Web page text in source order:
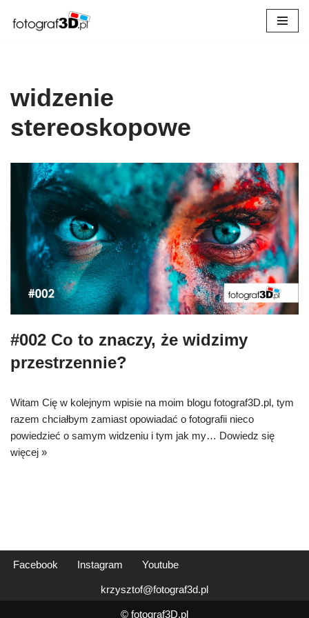
widzenie
stereoskopowe
#002 Co to znaczy, że widzimy
przestrzennie?
Witam Cię w kolejnym wpisie na moim blogu fotograf3D.pl, tym
razem chciałbym zamiast opowiadać o fotografii nieco
powiedzieć o samym widzeniu i tym jak my… Dowiedz się
więcej »
Facebook Instagram Youtube
krzysztof@fotograf3d.pl
© fotograf3D.pl